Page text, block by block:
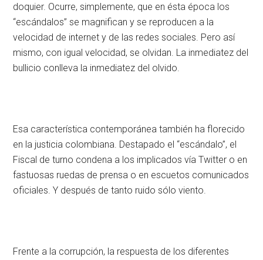
doquier. Ocurre, simplemente, que en ésta época los
“escándalos” se magnifican y se reproducen a la
velocidad de internet y de las redes sociales. Pero así
mismo, con igual velocidad, se olvidan. La inmediatez del
bullicio conlleva la inmediatez del olvido.
Esa característica contemporánea también ha florecido
en la justicia colombiana. Destapado el “escándalo”, el
Fiscal de turno condena a los implicados vía Twitter o en
fastuosas ruedas de prensa o en escuetos comunicados
oficiales. Y después de tanto ruido sólo viento.
Frente a la corrupción, la respuesta de los diferentes